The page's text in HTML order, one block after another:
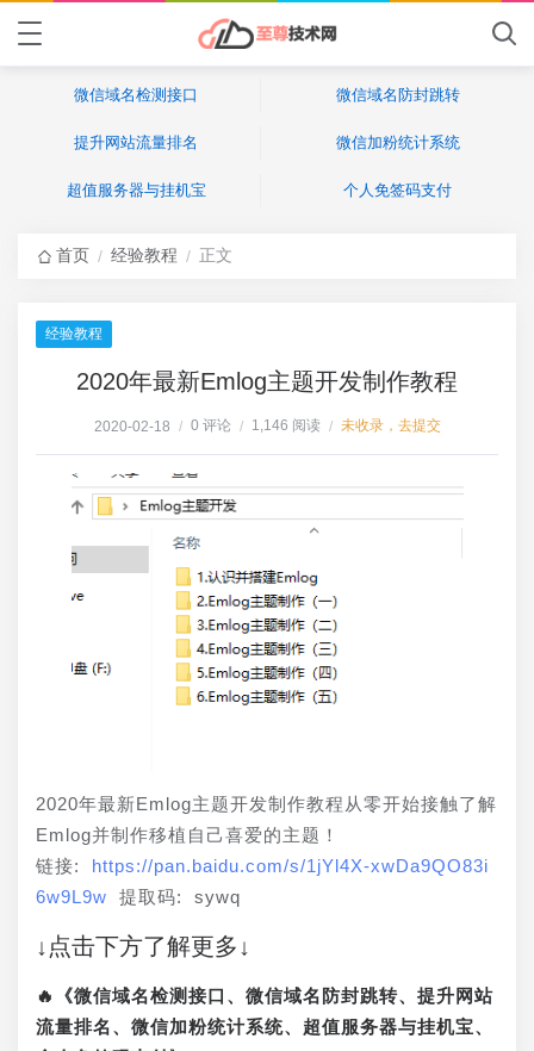
微信域名检测接口 微信域名防封跳转
提升网站流量排名 微信加粉统计系统
超值服务器与挂机宝 个人免签码支付
首页 / 经验教程 / 正文
经验教程
2020年最新Emlog主题开发制作教程
2020-02-18 / 0 评论 / 1,146 阅读 / 未收录，去提交
2020年最新Emlog主题开发制作教程从零开始接触了解
Emlog并制作移植自己喜爱的主题！
链接: https://pan.baidu.com/s/1jYl4X-xwDa9QO83i
6w9L9w 提取码: sywq
↓点击下方了解更多↓
🔥《微信域名检测接口、微信域名防封跳转、提升网站
流量排名、微信加粉统计系统、超值服务器与挂机宝、